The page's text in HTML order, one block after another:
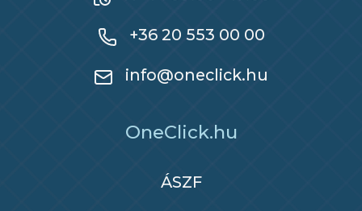
+36 20 553 00 00
info@oneclick.hu
OneClick.hu
ÁSZF